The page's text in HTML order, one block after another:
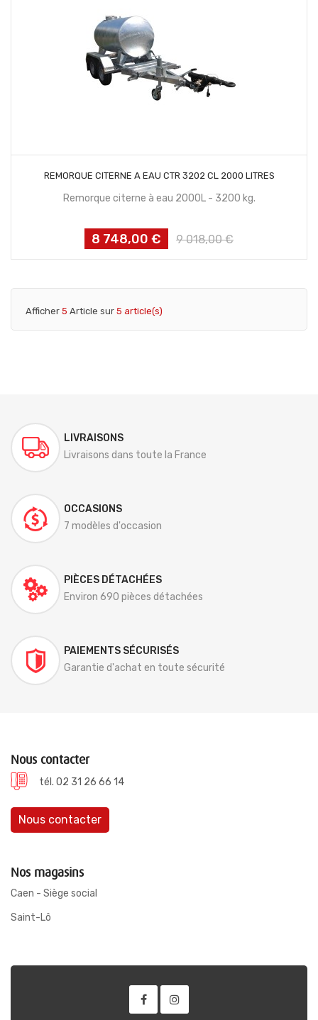
REMORQUE CITERNE A EAU CTR 3202 CL 2000 LITRES
Remorque citerne à eau 2000L - 3200 kg.
Prix
8 748,00 €
Prix
9 018,00 €
Afficher 5 Article sur 5 article(s)
LIVRAISONS
Livraisons dans toute la France
OCCASIONS
7 modèles d'occasion
PIÈCES DÉTACHÉES
Environ 690 pièces détachées
PAIEMENTS SÉCURISÉS
Garantie d'achat en toute sécurité
Nous contacter
tél. 02 31 26 66 14
Nous contacter
Nos magasins
Caen - Siège social
Saint-Lô